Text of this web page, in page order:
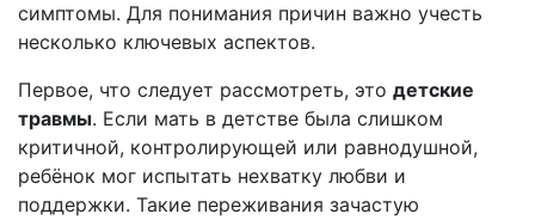
симптомы. Для понимания причин важно учесть
несколько ключевых аспектов.
Первое, что следует рассмотреть, это детские
травмы. Если мать в детстве была слишком
критичной, контролирующей или равнодушной,
ребёнок мог испытать нехватку любви и
поддержки. Такие переживания зачастую